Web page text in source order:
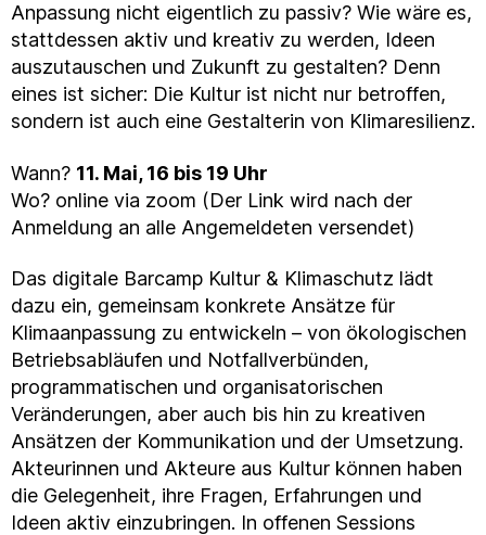
Anpassung nicht eigentlich zu passiv? Wie wäre es,
stattdessen aktiv und kreativ zu werden, Ideen
auszutauschen und Zukunft zu gestalten? Denn
eines ist sicher: Die Kultur ist nicht nur betroffen,
sondern ist auch eine Gestalterin von Klimaresilienz.
Wann? 11. Mai, 16 bis 19 Uhr
Wo? online via zoom (Der Link wird nach der
Anmeldung an alle Angemeldeten versendet)
Das digitale Barcamp Kultur & Klimaschutz lädt
dazu ein, gemeinsam konkrete Ansätze für
Klimaanpassung zu entwickeln – von ökologischen
Betriebsabläufen und Notfallverbünden,
programmatischen und organisatorischen
Veränderungen, aber auch bis hin zu kreativen
Ansätzen der Kommunikation und der Umsetzung.
Akteurinnen und Akteure aus Kultur können haben
die Gelegenheit, ihre Fragen, Erfahrungen und
Ideen aktiv einzubringen. In offenen Sessions